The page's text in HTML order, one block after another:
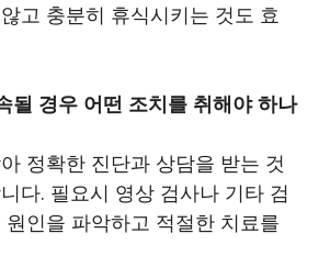
고 충분히 휴식시키는 것도 효
될 경우 어떤 조치를 취해야 하나
정확한 진단과 상담을 받는 것
다. 필요시 영상 검사나 기타 검
인을 파악하고 적절한 치료를